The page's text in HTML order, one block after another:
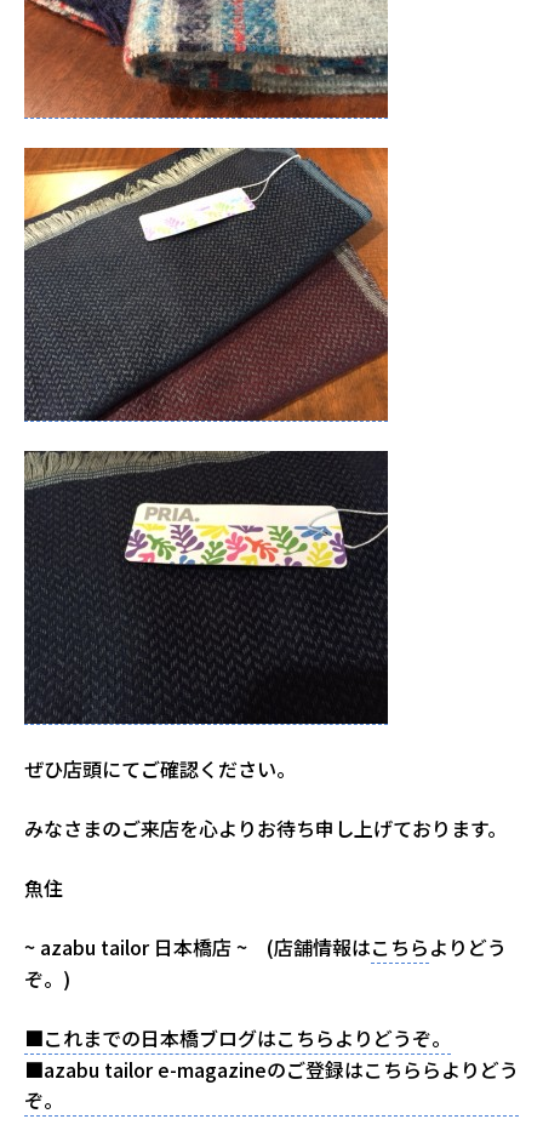
ぜひ店頭にてご確認ください。
みなさまのご来店を心よりお待ち申し上げております。
魚住
~ azabu tailor 日本橋店 ~ (店舗情報はこちらよりどう
ぞ。)
■これまでの日本橋ブログはこちらよりどうぞ。
■azabu tailor e-magazineのご登録はこちららよりどう
ぞ。